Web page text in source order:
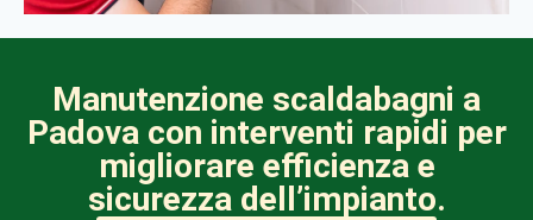
Manutenzione scaldabagni a
Padova con interventi rapidi per
migliorare efficienza e
sicurezza dell’impianto.